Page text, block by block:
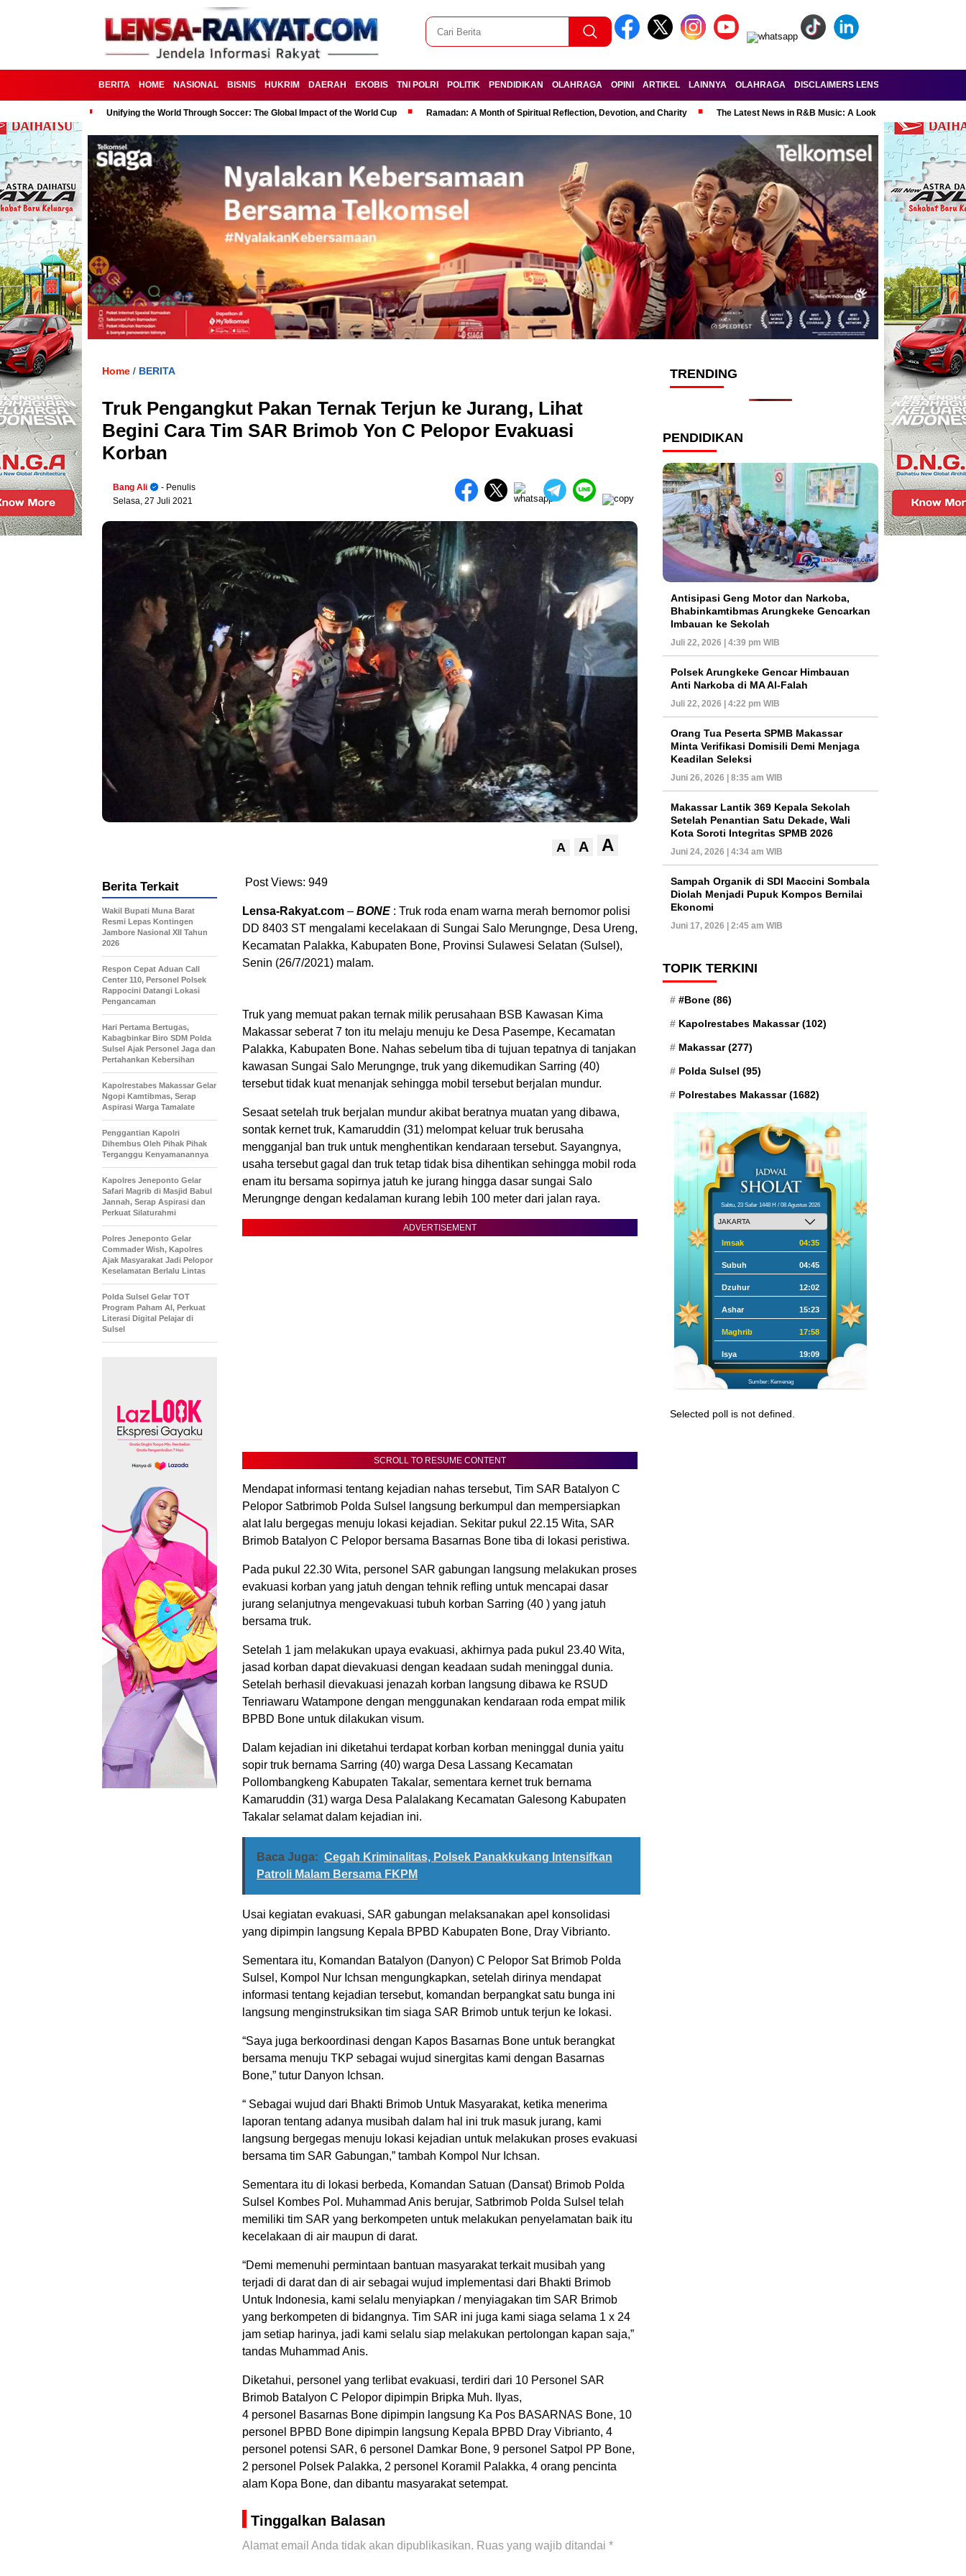
BERITA HOME NASIONAL BISNIS HUKRIM DAERAH EKOBIS TNI POLRI POLITIK PENDIDIKAN OLAHRAGA OPINI ARTIKEL LAINNYA OLAHRAGA DISCLAIMERS LENSA-RAKYAT.COM
Unifying the World Through Soccer: The Global Impact of the World Cup Ramadan: A Month of Spiritual Reflection, Devotion, and Charity The Latest News in R&B Music: A Look at Super Bowl
Home / BERITA
Truk Pengangkut Pakan Ternak Terjun ke Jurang, Lihat
Begini Cara Tim SAR Brimob Yon C Pelopor Evakuasi
Korban
Bang Ali
- Penulis
Selasa, 27 Juli 2021
A A A
Post Views: 949
Lensa-Rakyat.com – BONE : Truk roda enam warna merah bernomor polisi
DD 8403 ST mengalami kecelakaan di Sungai Salo Merungnge, Desa Ureng,
Kecamatan Palakka, Kabupaten Bone, Provinsi Sulawesi Selatan (Sulsel),
Senin (26/7/2021) malam.
Truk yang memuat pakan ternak milik perusahaan BSB Kawasan Kima
Makassar seberat 7 ton itu melaju menuju ke Desa Pasempe, Kecamatan
Palakka, Kabupaten Bone. Nahas sebelum tiba di tujuan tepatnya di tanjakan
kawasan Sungai Salo Merungnge, truk yang dikemudikan Sarring (40)
tersebut tidak kuat menanjak sehingga mobil tersebut berjalan mundur.
Sesaat setelah truk berjalan mundur akibat beratnya muatan yang dibawa,
sontak kernet truk, Kamaruddin (31) melompat keluar truk berusaha
mengganjal ban truk untuk menghentikan kendaraan tersebut. Sayangnya,
usaha tersebut gagal dan truk tetap tidak bisa dihentikan sehingga mobil roda
enam itu bersama sopirnya jatuh ke jurang hingga dasar sungai Salo
Merungnge dengan kedalaman kurang lebih 100 meter dari jalan raya.
ADVERTISEMENT
SCROLL TO RESUME CONTENT
Mendapat informasi tentang kejadian nahas tersebut, Tim SAR Batalyon C
Pelopor Satbrimob Polda Sulsel langsung berkumpul dan mempersiapkan
alat lalu bergegas menuju lokasi kejadian. Sekitar pukul 22.15 Wita, SAR
Brimob Batalyon C Pelopor bersama Basarnas Bone tiba di lokasi peristiwa.
Pada pukul 22.30 Wita, personel SAR gabungan langsung melakukan proses
evakuasi korban yang jatuh dengan tehnik refling untuk mencapai dasar
jurang selanjutnya mengevakuasi tubuh korban Sarring (40 ) yang jatuh
bersama truk.
Setelah 1 jam melakukan upaya evakuasi, akhirnya pada pukul 23.40 Wita,
jasad korban dapat dievakuasi dengan keadaan sudah meninggal dunia.
Setelah berhasil dievakuasi jenazah korban langsung dibawa ke RSUD
Tenriawaru Watampone dengan menggunakan kendaraan roda empat milik
BPBD Bone untuk dilakukan visum.
Dalam kejadian ini diketahui terdapat korban korban meninggal dunia yaitu
sopir truk bernama Sarring (40) warga Desa Lassang Kecamatan
Pollombangkeng Kabupaten Takalar, sementara kernet truk bernama
Kamaruddin (31) warga Desa Palalakang Kecamatan Galesong Kabupaten
Takalar selamat dalam kejadian ini.
Baca Juga: Cegah Kriminalitas, Polsek Panakkukang Intensifkan
Patroli Malam Bersama FKPM
Usai kegiatan evakuasi, SAR gabungan melaksanakan apel konsolidasi
yang dipimpin langsung Kepala BPBD Kabupaten Bone, Dray Vibrianto.
Sementara itu, Komandan Batalyon (Danyon) C Pelopor Sat Brimob Polda
Sulsel, Kompol Nur Ichsan mengungkapkan, setelah dirinya mendapat
informasi tentang kejadian tersebut, komandan berpangkat satu bunga ini
langsung menginstruksikan tim siaga SAR Brimob untuk terjun ke lokasi.
“Saya juga berkoordinasi dengan Kapos Basarnas Bone untuk berangkat
bersama menuju TKP sebagai wujud sinergitas kami dengan Basarnas
Bone,” tutur Danyon Ichsan.
“ Sebagai wujud dari Bhakti Brimob Untuk Masyarakat, ketika menerima
laporan tentang adanya musibah dalam hal ini truk masuk jurang, kami
langsung bergegas menuju lokasi kejadian untuk melakukan proses evakuasi
bersama tim SAR Gabungan,” tambah Kompol Nur Ichsan.
Sementara itu di lokasi berbeda, Komandan Satuan (Dansat) Brimob Polda
Sulsel Kombes Pol. Muhammad Anis berujar, Satbrimob Polda Sulsel telah
memiliki tim SAR yang berkompeten untuk melakukan penyelamatan baik itu
kecelakaan di air maupun di darat.
“Demi memenuhi permintaan bantuan masyarakat terkait musibah yang
terjadi di darat dan di air sebagai wujud implementasi dari Bhakti Brimob
Untuk Indonesia, kami selalu menyiapkan / menyiagakan tim SAR Brimob
yang berkompeten di bidangnya. Tim SAR ini juga kami siaga selama 1 x 24
jam setiap harinya, jadi kami selalu siap melakukan pertolongan kapan saja,”
tandas Muhammad Anis.
Diketahui, personel yang terlibat evakuasi, terdiri dari 10 Personel SAR
Brimob Batalyon C Pelopor dipimpin Bripka Muh. Ilyas,
4 personel Basarnas Bone dipimpin langsung Ka Pos BASARNAS Bone, 10
personel BPBD Bone dipimpin langsung Kepala BPBD Dray Vibrianto, 4
personel potensi SAR, 6 personel Damkar Bone, 9 personel Satpol PP Bone,
2 personel Polsek Palakka, 2 personel Koramil Palakka, 4 orang pencinta
alam Kopa Bone, dan dibantu masyarakat setempat.
Tinggalkan Balasan
Alamat email Anda tidak akan dipublikasikan. Ruas yang wajib ditandai *
Berita Terkait
Wakil Bupati Muna Barat
Resmi Lepas Kontingen
Jambore Nasional XII Tahun
2026
Respon Cepat Aduan Call
Center 110, Personel Polsek
Rappocini Datangi Lokasi
Pengancaman
Hari Pertama Bertugas,
Kabagbinkar Biro SDM Polda
Sulsel Ajak Personel Jaga dan
Pertahankan Kebersihan
Kapolrestabes Makassar Gelar
Ngopi Kamtibmas, Serap
Aspirasi Warga Tamalate
Penggantian Kapolri
Dihembus Oleh Pihak Pihak
Terganggu Kenyamanannya
Kapolres Jeneponto Gelar
Safari Magrib di Masjid Babul
Jannah, Serap Aspirasi dan
Perkuat Silaturahmi
Polres Jeneponto Gelar
Commader Wish, Kapolres
Ajak Masyarakat Jadi Pelopor
Keselamatan Berlalu Lintas
Polda Sulsel Gelar TOT
Program Paham AI, Perkuat
Literasi Digital Pelajar di
Sulsel
TRENDING
PENDIDIKAN
Antisipasi Geng Motor dan Narkoba,
Bhabinkamtibmas Arungkeke Gencarkan
Imbauan ke Sekolah
Juli 22, 2026 | 4:39 pm WIB
Polsek Arungkeke Gencar Himbauan
Anti Narkoba di MA Al-Falah
Juli 22, 2026 | 4:22 pm WIB
Orang Tua Peserta SPMB Makassar
Minta Verifikasi Domisili Demi Menjaga
Keadilan Seleksi
Juni 26, 2026 | 8:35 am WIB
Makassar Lantik 369 Kepala Sekolah
Setelah Penantian Satu Dekade, Wali
Kota Soroti Integritas SPMB 2026
Juni 24, 2026 | 4:34 am WIB
Sampah Organik di SDI Maccini Sombala
Diolah Menjadi Pupuk Kompos Bernilai
Ekonomi
Juni 17, 2026 | 2:45 am WIB
TOPIK TERKINI
#Bone (86)
Kapolrestabes Makassar(102)
Makassar(277)
Polda Sulsel (95)
Polrestabes Makassar(1682)
Sabtu, 23 Safar 1448 H / 08 Agustus 2026
Imsak 04:35
Subuh 04:45
Dzuhur 12:02
Ashar 15:23
Maghrib 17:58
Isya 19:09
Sumber: Kemenag
Selected poll is not defined.